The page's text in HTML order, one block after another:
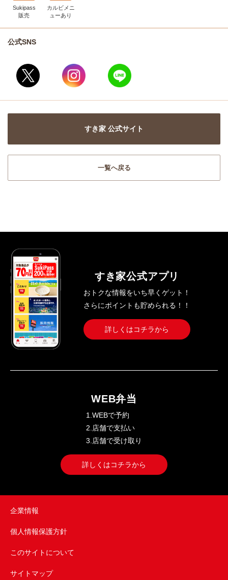
Sukipass
販売
カルビメニ
ューあり
公式SNS
すき家 公式サイト
一覧へ戻る
すき家公式アプリ
おトクな情報をいち早くゲット！
さらにポイントも貯められる！！
詳しくはコチラから
WEB弁当
1.WEBで予約
2.店舗で支払い
3.店舗で受け取り
詳しくはコチラから
企業情報
個人情報保護方針
このサイトについて
サイトマップ